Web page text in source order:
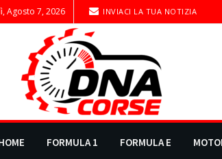
Agosto 7, 2026 INVIACI LA TUA NOTIZIA
FORMULA 1 FORMULA E